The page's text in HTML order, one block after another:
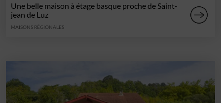
Une belle maison à étage basque proche de Saint-
jean de Luz
MAISONS RÉGIONALES